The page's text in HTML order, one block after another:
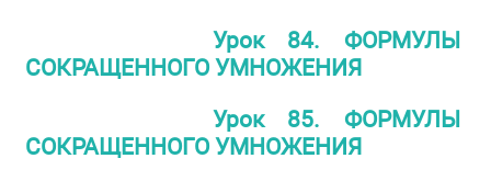
Урок 84. ФОРМУЛЫ
СОКРАЩЕННОГО УМНОЖЕНИЯ
Урок 85. ФОРМУЛЫ
СОКРАЩЕННОГО УМНОЖЕНИЯ